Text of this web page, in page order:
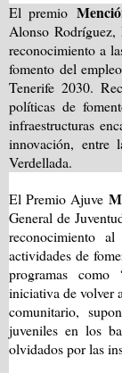
El premio
Alonso
reconocimiento a
fomento del
Tenerife 2030.
políticas de
infraestructuras
innovación,
Verdellada.
El Premio Ajuve
General de
reconocimiento
actividades de
programas como
iniciativa de volver
comunitario,
juveniles en los
olvidados por las